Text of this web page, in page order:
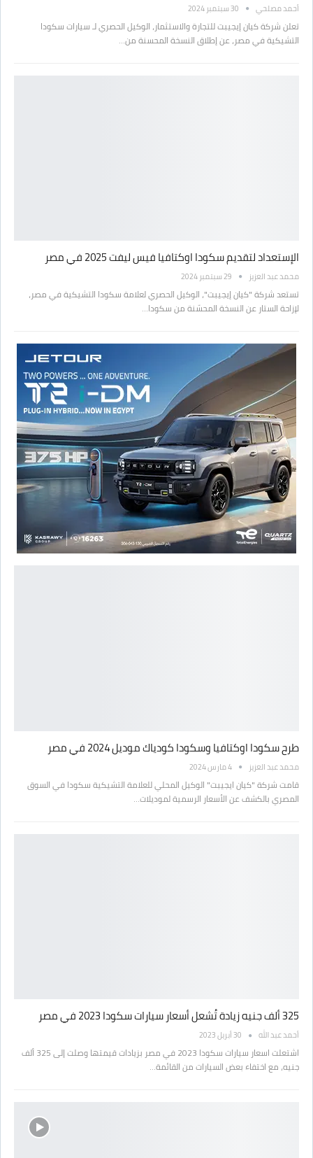
أحمد مصلحي 30 سبتمبر 2024
تعلن شركة كيان إيجيبت للتجارة والاستثمار، الوكيل الحصري لـ سيارات سكودا
التشيكية في مصر، عن إطلاق النسخة المحسنة من…
الإستعداد لتقديم سكودا اوكتافيا فيس ليفت 2025 في مصر
محمد عبد العزيز 29 سبتمبر 2024
تستعد شركة "كيان إيجيبت"، الوكيل الحصري لعلامة سكودا التشيكية في مصر،
لإزاحة الستار عن النسخة المحسّنة من سكودا…
طرح سكودا اوكتافيا وسكودا كودياك موديل 2024 في مصر
محمد عبد العزيز 4 مارس 2024
قامت شركة "كيان ايجيبت" الوكيل المحلي للعلامة التشيكية سكودا في السوق
المصري بالكشف عن الأسعار الرسمية لموديلات…
325 ألف جنيه زيادة تُشعل أسعار سيارات سكودا 2023 في مصر
أحمد عبد الله 30 أبريل 2023
اشتعلت اسعار سيارات سكودا 2023 في مصر بزيادات قيمتها وصلت إلى 325 ألف
جنيه، مع اختفاء بعض السيارات من القائمة…